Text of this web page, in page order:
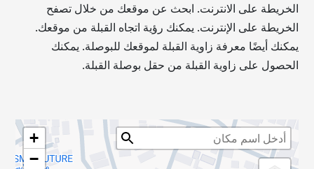
الخريطة على الانترنت. ابحث عن موقعك من خلال تصفح
الخريطة على الإنترنت. يمكنك رؤية اتجاه القبلة من موقعك.
يمكنك أيضًا معرفة زاوية القبلة لموقعك للبوصلة. يمكنك
الحصول على زاوية القبلة من حقل بوصلة القبلة.
+
−